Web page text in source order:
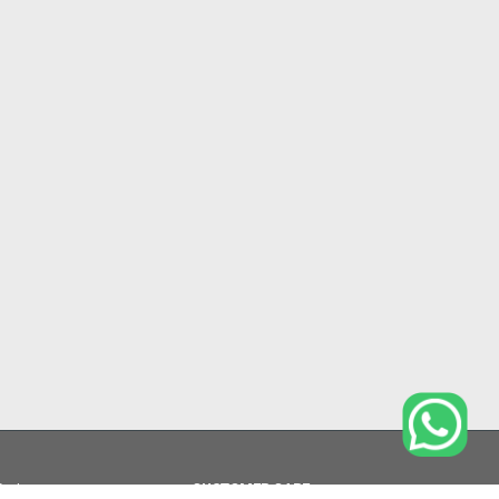
| CUSTOMER CARE